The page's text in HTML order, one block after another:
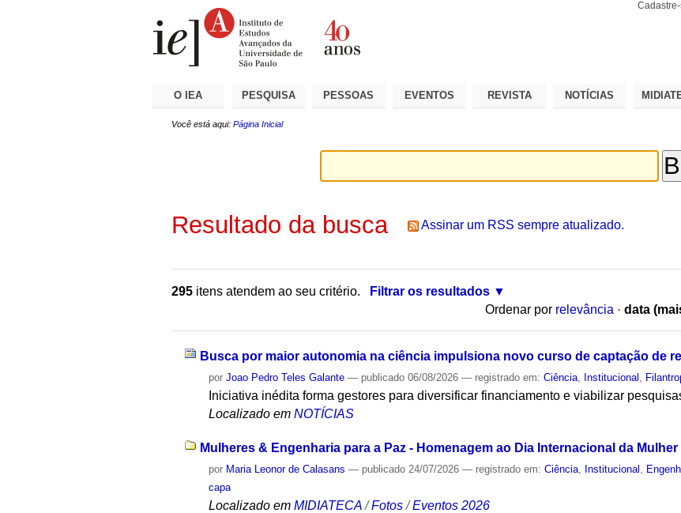
O IEA PESQUISA PESSOAS EVENTOS REVISTA NOTÍCIAS
Você está aqui: Página Inicial
Resultado da busca Assinar um RSS sempre atualizado.
295 itens atendem ao seu critério.
Filtrar os resultados
Ordenar por relevância · data
Busca por maior autonomia na ciência impulsiona novo curso de captação de
porJoao Pedro Teles Galante — publicado 06/08/2026— registrado em:Ciência Institucional
Iniciativa inédita forma gestores para diversificar financiamento e viabilizar
Localizado em NOTÍCIAS
Mulheres & Engenharia para a Paz - Homenagem ao Dia Internacional da Mulher
por Maria Leonor de Calasans — publicado 24/07/2026— registrado em:Ciência Institucional
capa
Localizado em MIDIATECA /Fotos /Eventos 2026